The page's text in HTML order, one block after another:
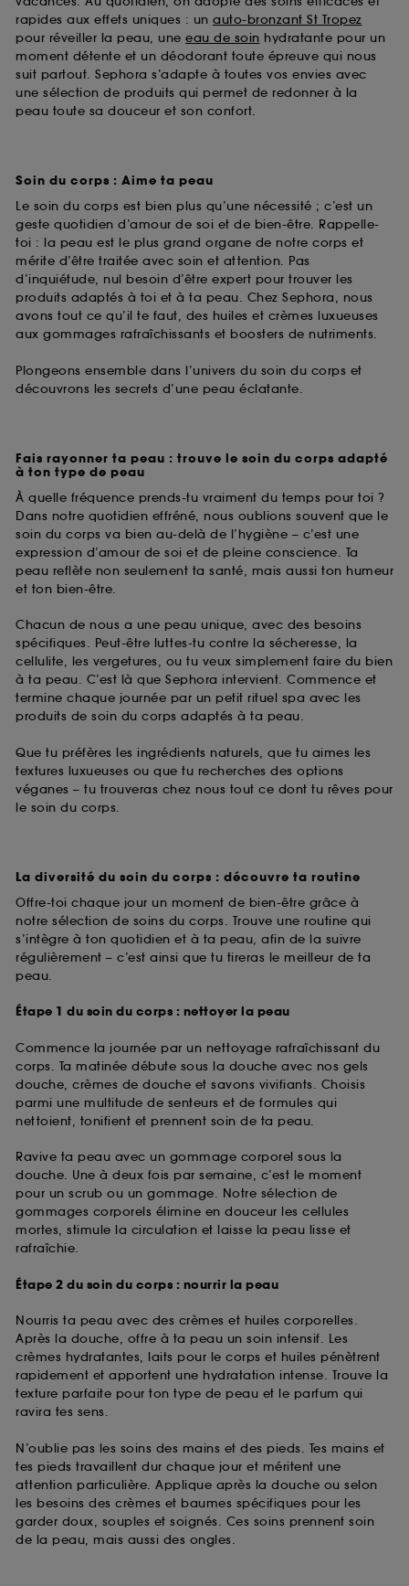
rapides aux effets uniques : un auto-bronzant St Tropez
pour réveiller la peau, une eau de soin hydratante pour un
moment détente et un déodorant toute épreuve qui nous
suit partout. Sephora s’adapte à toutes vos envies avec
une sélection de produits qui permet de redonner à la
peau toute sa douceur et son confort.
Soin du corps : Aime ta peau
Le soin du corps est bien plus qu’une nécessité ; c’est un
geste quotidien d’amour de soi et de bien-être. Rappelle-
toi : la peau est le plus grand organe de notre corps et
mérite d’être traitée avec soin et attention. Pas
d’inquiétude, nul besoin d’être expert pour trouver les
produits adaptés à toi et à ta peau. Chez Sephora, nous
avons tout ce qu’il te faut, des huiles et crèmes luxueuses
aux gommages rafraîchissants et boosters de nutriments.
Plongeons ensemble dans l’univers du soin du corps et
découvrons les secrets d’une peau éclatante.
Fais rayonner ta peau : trouve le soin du corps adapté
à ton type de peau
À quelle fréquence prends-tu vraiment du temps pour toi ?
Dans notre quotidien effréné, nous oublions souvent que le
soin du corps va bien au-delà de l’hygiène – c’est une
expression d’amour de soi et de pleine conscience. Ta
peau reflète non seulement ta santé, mais aussi ton humeur
et ton bien-être.
Chacun de nous a une peau unique, avec des besoins
spécifiques. Peut-être luttes-tu contre la sécheresse, la
cellulite, les vergetures, ou tu veux simplement faire du bien
à ta peau. C’est là que Sephora intervient. Commence et
termine chaque journée par un petit rituel spa avec les
produits de soin du corps adaptés à ta peau.
Que tu préfères les ingrédients naturels, que tu aimes les
textures luxueuses ou que tu recherches des options
véganes – tu trouveras chez nous tout ce dont tu rêves pour
le soin du corps.
La diversité du soin du corps : découvre ta routine
Offre-toi chaque jour un moment de bien-être grâce à
notre sélection de soins du corps. Trouve une routine qui
s’intègre à ton quotidien et à ta peau, afin de la suivre
régulièrement – c’est ainsi que tu tireras le meilleur de ta
peau.
Étape 1 du soin du corps : nettoyer la peau
Commence la journée par un nettoyage rafraîchissant du
corps. Ta matinée débute sous la douche avec nos gels
douche, crèmes de douche et savons vivifiants. Choisis
parmi une multitude de senteurs et de formules qui
nettoient, tonifient et prennent soin de ta peau.
Ravive ta peau avec un gommage corporel sous la
douche. Une à deux fois par semaine, c’est le moment
pour un scrub ou un gommage. Notre sélection de
gommages corporels élimine en douceur les cellules
mortes, stimule la circulation et laisse la peau lisse et
rafraîchie.
Étape 2 du soin du corps : nourrir la peau
Nourris ta peau avec des crèmes et huiles corporelles.
Après la douche, offre à ta peau un soin intensif. Les
crèmes hydratantes, laits pour le corps et huiles pénètrent
rapidement et apportent une hydratation intense. Trouve la
texture parfaite pour ton type de peau et le parfum qui
ravira tes sens.
N’oublie pas les soins des mains et des pieds. Tes mains et
tes pieds travaillent dur chaque jour et méritent une
attention particulière. Applique après la douche ou selon
les besoins des crèmes et baumes spécifiques pour les
garder doux, souples et soignés. Ces soins prennent soin
de la peau, mais aussi des ongles.